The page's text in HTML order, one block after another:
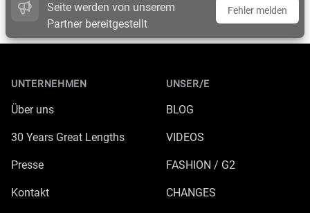
Seite werden von unserem
Partner bereitgestellt
Fehler melden
UNTERNEHMEN
Über uns
30 Years Great Lengths
Presse
Kontakt
UNSER/E
BLOG
VIDEOS
FASHION / G2
CHANGES